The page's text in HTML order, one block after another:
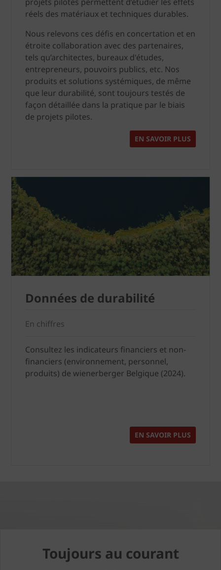
réels des matériaux et techniques durables.
Nous relevons ces défis en concertation et en
étroite collaboration avec des partenaires,
tels qu’architectes, bureaux d'études,
entrepreneurs, pouvoirs publics, etc. Nos
produits et solutions systémiques, de même
que leur durabilité, sont toujours testés de
façon détaillée dans la pratique par le biais
de projets pilotes.
EN SAVOIR PLUS
Données de durabilité
En chiffres
Consultez les indicateurs financiers et non-
financiers (environnement, personnel,
produits) de wienerberger Belgique (2024).
EN SAVOIR PLUS
Toujours au courant